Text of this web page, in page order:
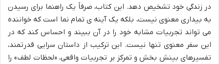
در زندگی خود تشخیص دهد. این کتاب، صرفاً یک راهنما برای رسیدن
به بیداری معنوی نیست، بلکه یک آینه ی تمام نما است که خواننده
می تواند تجربیات مشابه خود را در آن ببیند و احساس کند که در
این سفر معنوی تنها نیست. این ترکیب از داستان سرایی قدرتمند،
تفسیرهای بینش بخش و تمرکز بر تجربیات واقعی، «لحظات لطف» را